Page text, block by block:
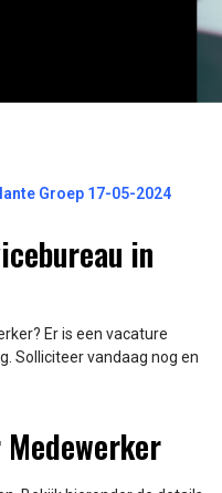
Groep 17-05-2024
in
Er is een vacature
Solliciteer vandaag nog en